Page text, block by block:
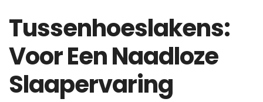
Tussenhoeslakens:
Voor Een Naadloze
Slaapervaring